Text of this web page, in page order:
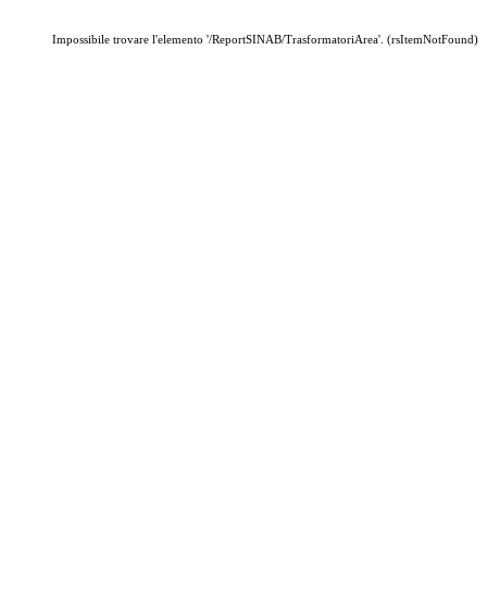
Impossibile trovare l'elemento '/ReportSINAB/TrasformatoriArea'. (rsItemNotFound)